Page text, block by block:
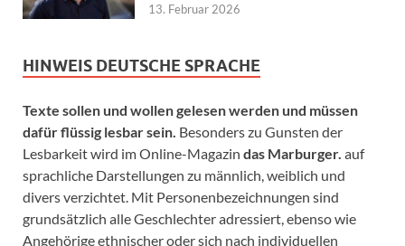
13. Februar 2026
HINWEIS DEUTSCHE SPRACHE
Texte sollen und wollen gelesen werden und müssen
dafür flüssig lesbar sein. Besonders zu Gunsten der
Lesbarkeit wird im Online-Magazin das Marburger. auf
sprachliche Darstellungen zu männlich, weiblich und
divers verzichtet. Mit Personenbezeichnungen sind
grundsätzlich alle Geschlechter adressiert, ebenso wie
Angehörige ethnischer oder sich nach individuellen